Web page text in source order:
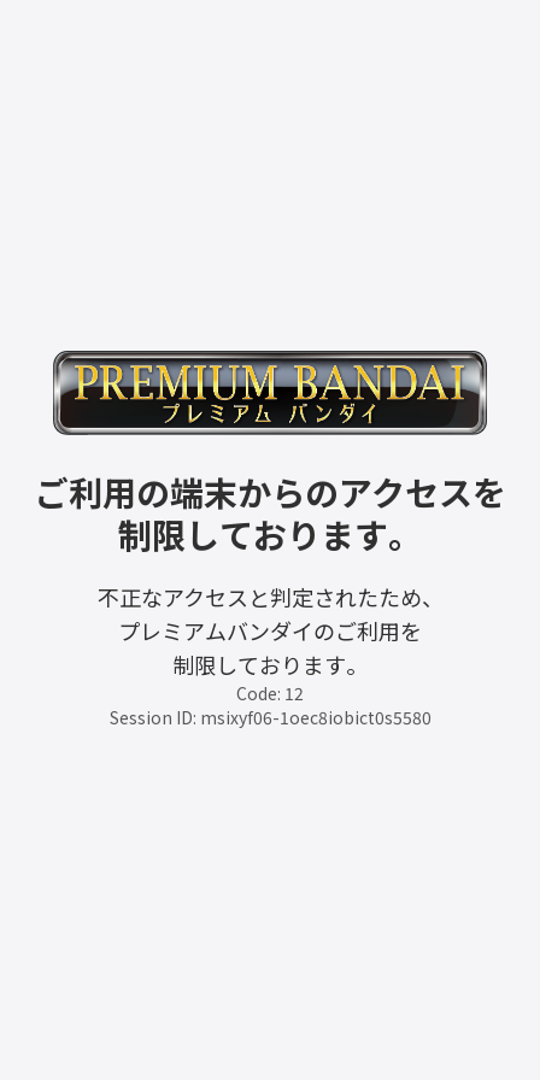
ご利用の端末からのアクセスを
制限しております。
不正なアクセスと判定されたため、
プレミアムバンダイのご利用を
制限しております。
Code: 12
Session ID: msixyf06-1oec8iobict0s5580